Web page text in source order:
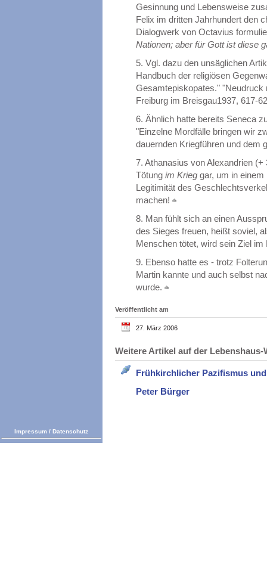
Gesinnung und Lebensweise
Felix im dritten Jahrhundert den
Dialogwerk von Octavius
Nationen; aber für Gott ist diese
5. Vgl. dazu den unsäglichen
Handbuch der religiösen
Gesamtepiskopates." "Neudruck
Freiburg im Breisgau1937, 617-
6. Ähnlich hatte bereits Seneca
"Einzelne Mordfälle bringen wir
dauernden Kriegführen und dem
7. Athanasius von Alexandrien
Tötung im Krieg gar, um in
Legitimität des
machen!
8. Man fühlt sich an einen
des Sieges freuen, heißt soviel,
Menschen tötet, wird sein Ziel
9. Ebenso hatte es - trotz
Martin kannte und auch selbst
wurde.
Veröffentlicht am
27. März 2006
Weitere Artikel auf der
Frühkirchlicher Pazifismus
Peter Bürger
Impressum / Datenschutz